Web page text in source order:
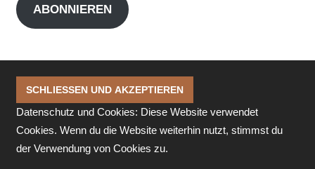
ABONNIEREN
Datenschutz und Cookies: Diese Website verwendet
Cookies. Wenn du die Website weiterhin nutzt, stimmst du
der Verwendung von Cookies zu.